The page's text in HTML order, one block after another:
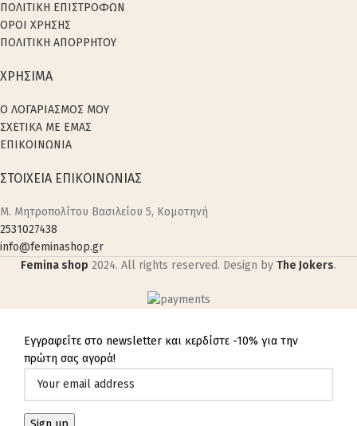
ΠΟΛΙΤΙΚΗ ΕΠΙΣΤΡΟΦΩΝ
ΟΡΟΙ ΧΡΗΣΗΣ
ΠΟΛΙΤΙΚΗ ΑΠΟΡΡΗΤΟΥ
ΧΡΗΣΙΜΑ
Ο ΛΟΓΑΡΙΑΣΜΟΣ ΜΟΥ
ΣΧΕΤΙΚΑ ΜΕ ΕΜΑΣ
ΕΠΙΚΟΙΝΩΝΙΑ
ΣΤΟΙΧΕΙΑ ΕΠΙΚΟΙΝΩΝΙΑΣ
M. Μητροπολίτου Βασιλείου 5, Κομοτηνή
2531027438
info@feminashop.gr
Femina shop 2024. All rights reserved. Design by The Jokers.
Εγγραφείτε στο newsletter και κερδίστε -10% για την
πρώτη σας αγορά!